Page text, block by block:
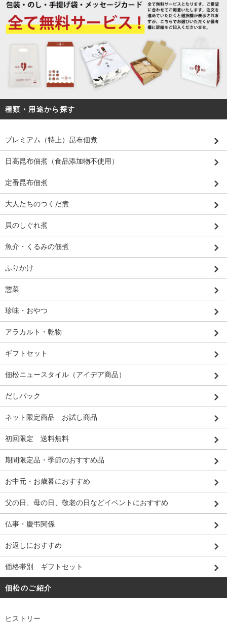
種類・用途から探す
プレミアム（特上）昆布佃煮
日高昆布佃煮（食品添加物不使用）
定番昆布佃煮
大人たちのつくだ煮
貝のしぐれ煮
魚介・くるみの佃煮
ふりかけ
惣菜
珍味・おやつ
アラカルト・乾物
ギフトセット
佃松ニュースタイル（アイデア商品）
だしパック
ネット限定商品 お試し商品
初回限定 送料無料
期間限定品・季節のおすすめ品
お中元・お歳暮におすすめ
父の日、母の日、敬老の日などイベントにおすすめ
仏事・慶弔関係
お返しにおすすめ
価格帯別 ギフトセット
佃松のご紹介
ヒストリー